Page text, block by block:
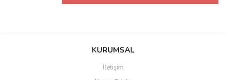
KURUMSAL
İletişim